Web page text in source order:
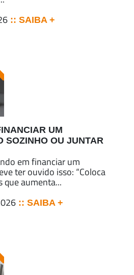
:: SAIBA +
UM
SOZINHO OU JUNTAR
em financiar um
ter ouvido isso: “Coloca
que aumenta...
:: SAIBA +